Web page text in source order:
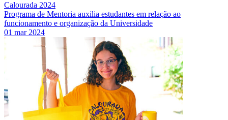
Calourada 2024
Programa de Mentoria auxilia estudantes em relação ao
funcionamento e organização da Universidade
01 mar 2024